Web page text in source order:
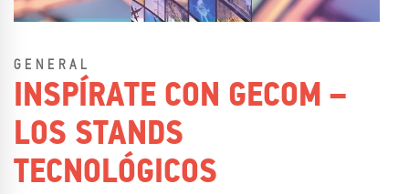
GENERAL
INSPÍRATE CON GECOM –
LOS STANDS
TECNOLÓGICOS